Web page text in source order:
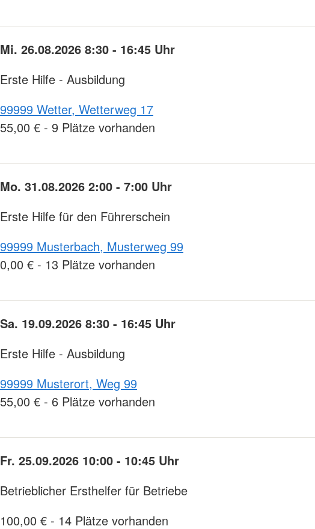
Mi. 26.08.2026 8:30 - 16:45 Uhr
Erste Hilfe - Ausbildung
99999 Wetter, Wetterweg 17
55,00 € - 9 Plätze vorhanden
Mo. 31.08.2026 2:00 - 7:00 Uhr
Erste Hilfe für den Führerschein
99999 Musterbach, Musterweg 99
0,00 € - 13 Plätze vorhanden
Sa. 19.09.2026 8:30 - 16:45 Uhr
Erste Hilfe - Ausbildung
99999 Musterort, Weg 99
55,00 € - 6 Plätze vorhanden
Fr. 25.09.2026 10:00 - 10:45 Uhr
Betrieblicher Ersthelfer für Betriebe
100,00 € - 14 Plätze vorhanden